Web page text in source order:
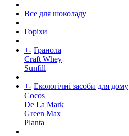
Все для шоколаду
Горіхи
+- Гранола
Craft Whey
Sunfill
+- Екологічні засоби для дому
Cocos
De La Mark
Green Max
Planta